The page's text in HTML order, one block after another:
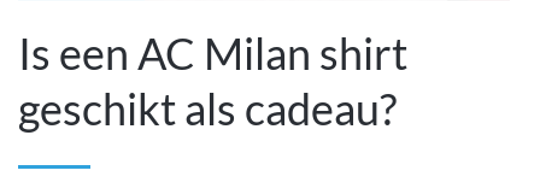
Is een AC Milan shirt
geschikt als cadeau?